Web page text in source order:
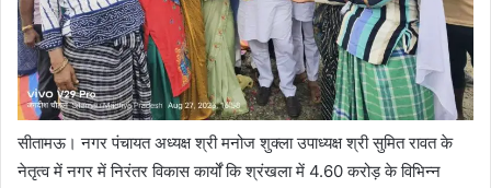
सीतामऊ। नगर पंचायत अध्यक्ष श्री मनोज शुक्ला उपाध्यक्ष श्री सुमित रावत के
नेतृत्व में नगर में निरंतर विकास कार्यों कि श्रंखला में 4.60 करोड़ के विभिन्न